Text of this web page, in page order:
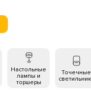
Настольные
лампы и
торшеры
Точечные